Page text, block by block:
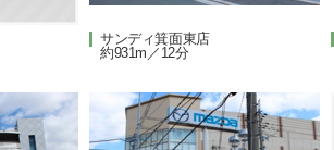
サンディ箕面東店
約931m／12分